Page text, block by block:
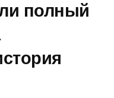
полный